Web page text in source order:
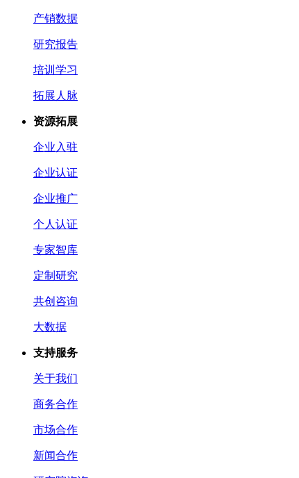
产销数据
研究报告
培训学习
拓展人脉
资源拓展
企业入驻
企业认证
企业推广
个人认证
专家智库
定制研究
共创咨询
大数据
支持服务
关于我们
商务合作
市场合作
新闻合作